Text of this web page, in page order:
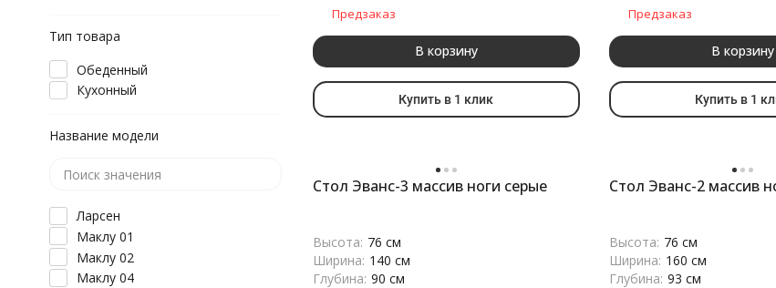
Предзаказ
В корзину
Купить в 1 клик
Предзаказ
В корзину
Купить в 1
Стол Эванс-3 массив ноги серые
Высота: 76 см
Ширина: 140 см
Глубина: 90 см
Стол Эванс-2 массив
Высота: 76 см
Ширина: 160 см
Глубина: 93 см
Тип товара
Обеденный
Кухонный
Название модели
Ларсен
Маклу 01
Маклу 02
Маклу 04